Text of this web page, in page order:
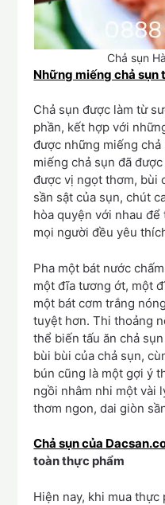
Chả sụn
Những miếng chả sụn
Chả sụn được làm từ
phần, kết hợp với
được những miếng
miếng chả sụn đã
được vị ngọt thơm, bùi
sần sật của sụn, chút
hòa quyện với nhau
mọi người đều yêu
Pha một bát nước
một đĩa tương ớt, một
một bát cơm trắng
tuyệt hơn. Thi thoảng
thể biến tấu ăn chả
bùi bùi của chả sụn,
bún cũng là một gợi ý
ngồi nhâm nhi một vài
thơm ngon, dai giòn
Chả sụn của
toàn thực phẩm
Hiện nay, khi mua